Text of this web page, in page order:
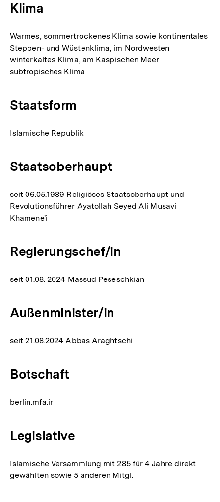
Klima
Warmes, sommertrockenes Klima sowie kontinentales
Steppen- und Wüstenklima, im Nordwesten
winterkaltes Klima, am Kaspischen Meer
subtropisches Klima
Staatsform
Islamische Republik
Staatsoberhaupt
seit 06.05.1989 Religiöses Staatsoberhaupt und
Revolutionsführer Ayatollah Seyed Ali Musavi
Khamene'i
Regierungschef/in
seit 01.08. 2024 Massud Peseschkian
Außenminister/in
seit 21.08.2024 Abbas Araghtschi
Botschaft
berlin.mfa.ir
Legislative
Islamische Versammlung mit 285 für 4 Jahre direkt
gewählten sowie 5 anderen Mitgl.